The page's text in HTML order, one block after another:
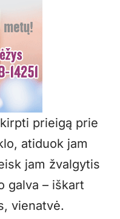
prieigą prie
atiduok jam
jam žvalgytis
galva – iškart
vienatvė.